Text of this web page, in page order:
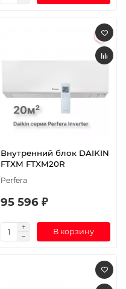
Внутренний блок DAIKIN
FTXM FTXM20R
Perfera
95 596 ₽
В корзину